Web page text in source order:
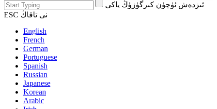
ئىزدەش ئۈچۈن كىرگۈزۈڭ ياكى
ESC نى تاقاڭ
English
French
German
Portuguese
Spanish
Russian
Japanese
Korean
Arabic